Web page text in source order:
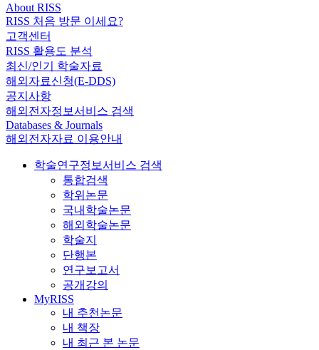
About RISS
RISS 처음 방문 이세요?
고객센터
RISS 활용도 분석
최신/인기 학술자료
해외자료신청(E-DDS)
공지사항
해외전자정보서비스 검색
Databases & Journals
해외전자자료 이용안내
학술연구정보서비스 검색
통합검색
학위논문
국내학술논문
해외학술논문
학술지
단행본
연구보고서
공개강의
MyRISS
내 추천논문
내 책장
내 최근 본 논문